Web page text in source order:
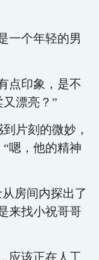
一个年轻的男
点印象，是不
漂亮？”
片刻的微妙，
嗯，他的精神
房间内探出了
来找小祝哥哥
应该正在人工